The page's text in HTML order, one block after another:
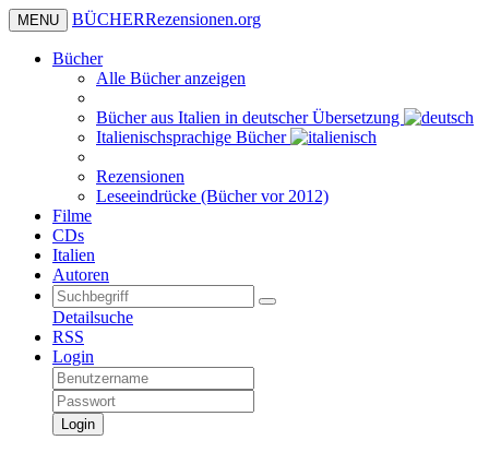
MENU BÜCHERRezensionen.org
Bücher
Alle Bücher anzeigen
Bücher aus Italien in deutscher Übersetzung
Italienischsprachige Bücher
Rezensionen
Leseeindrücke (Bücher vor 2012)
Filme
CDs
Italien
Autoren
Detailsuche
RSS
Login
Login